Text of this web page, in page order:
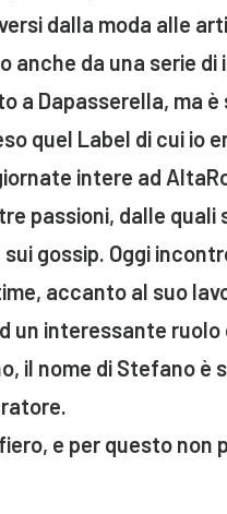
dalla moda alle
anche da una serie
a Dapasserella, ma
quel Label di cui io
intere ad
passioni, dalle quali
gossip. Oggi
accanto al suo
un interessante
il nome di Stefano
e per questo non